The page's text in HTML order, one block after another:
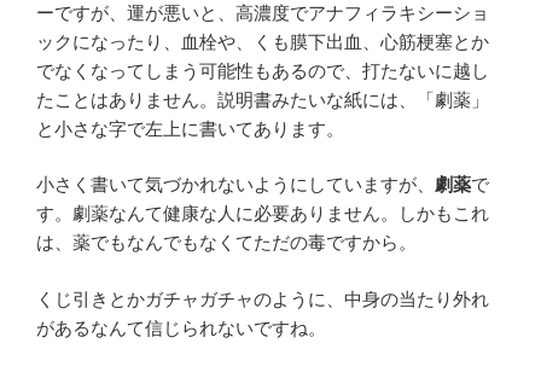
ーですが、運が悪いと、高濃度でアナフィラキシーショ
ックになったり、血栓や、くも膜下出血、心筋梗塞とか
でなくなってしまう可能性もあるので、打たないに越し
たことはありません。説明書みたいな紙には、「劇薬」
と小さな字で左上に書いてあります。
小さく書いて気づかれないようにしていますが、 劇薬で
す。劇薬なんて健康な人に必要ありません。しかもこれ
は、薬でもなんでもなくてただの毒ですから。
くじ引きとかガチャガチャのように、中身の当たり外れ
があるなんて信じられないですね。